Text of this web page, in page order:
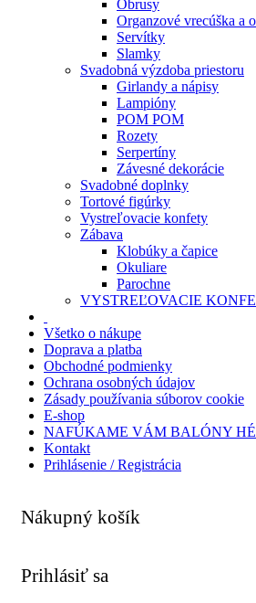
Obrusy
Organzové vrecúška a
Servítky
Slamky
Svadobná výzdoba priestoru
Girlandy a nápisy
Lampióny
POM POM
Rozety
Serpertíny
Závesné dekorácie
Svadobné doplnky
Tortové figúrky
Vystreľovacie konfety
Zábava
Klobúky a čapice
Okuliare
Parochne
VYSTREĽOVACIE
Všetko o nákupe
Doprava a platba
Obchodné podmienky
Ochrana osobných údajov
Zásady používania súborov cookie
E-shop
NAFÚKAME VÁM BALÓNY
Kontakt
Prihlásenie / Registrácia
Nákupný košík
Prihlásiť sa